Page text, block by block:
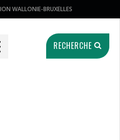
WALLONIE-BRUXELLES
RECHERCHE